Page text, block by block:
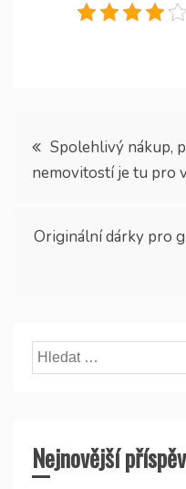
Navigace
pro
příspěvek
Spolehlivý nákup,
nemovitostí je tu pro
Originální dárky pro
Vyhledávání
Nejnovější